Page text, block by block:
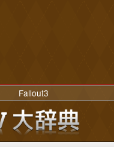
Fallout3